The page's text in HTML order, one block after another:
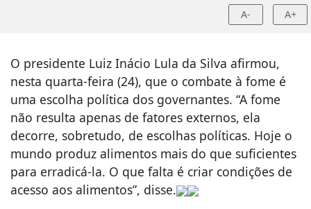
A- A+
O presidente Luiz Inácio Lula da Silva afirmou,
nesta quarta-feira (24), que o combate à fome é
uma escolha política dos governantes. “A fome
não resulta apenas de fatores externos, ela
decorre, sobretudo, de escolhas políticas. Hoje o
mundo produz alimentos mais do que suficientes
para erradicá-la. O que falta é criar condições de
acesso aos alimentos”, disse.